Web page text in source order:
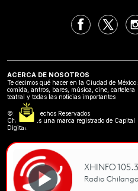
ACERCA DE NOSOTROS
Te decimos qué hacer en la Ciudad de México:
comida, antros, bares, música, cine, cartelera
teatral y todas las noticias importantes
©2024 Derechos Reservados
Chilango es una marca registrado de Capital
Digital.